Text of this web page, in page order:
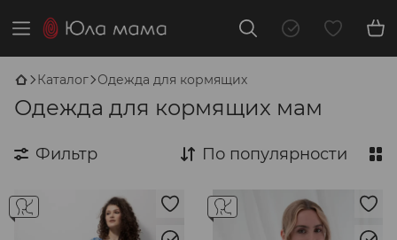
Каталог Одежда для кормящих
Одежда для кормящих мам
Фильтр По популярности